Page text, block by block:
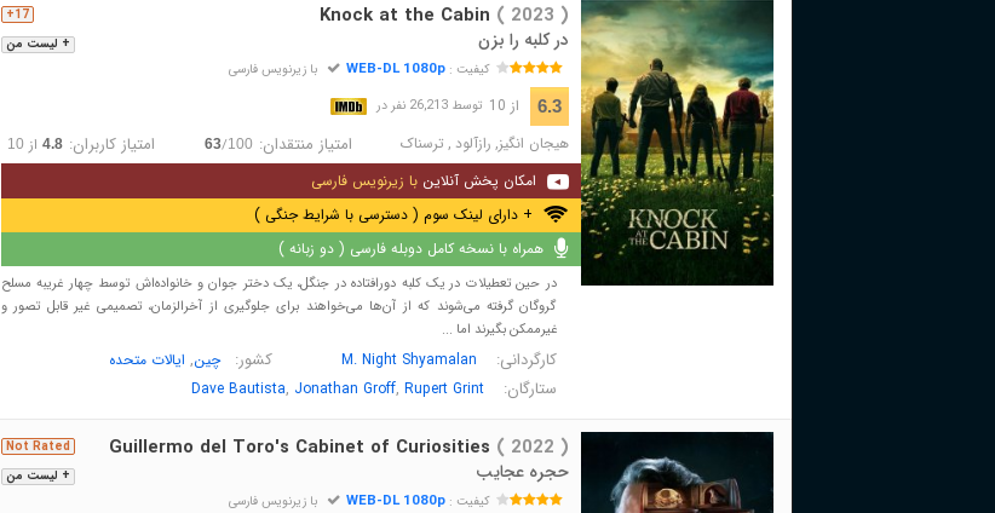
+ لیست من
17+ Knock at the Cabin ( 2023 )
در کلبه را بزن
کیفیت :WEB-DL 1080p با زیرنویس فارسی
6.3 از 10 توسط 26,213 نفر در
هیجان انگیز, رازآلود , ترسناک امتیاز منتقدان: 63/100 امتیاز کاربران: 4.8 از 10
امکان پخش آنلاین با زیرنویس فارسی
+ دارای لینک سوم ( دسترسی با شرایط جنگی )
همراه با نسخه کامل دوبله فارسی ( دو زبانه )
در حین تعطیلات در یک کلبه دورافتاده در جنگل، یک دختر جوان و خانواده‌اش توسط چهار غریبه مسلح
گروگان گرفته می‌شوند که از آن‌ها می‌خواهند برای جلوگیری از آخرالزمان، تصمیمی غیر قابل تصور و
غیرممکن بگیرند اما ...
کارگردانی: M. Night Shyamalan کشور:چین, ایالات متحده
ستارگان: Dave Bautista, Jonathan Groff, Rupert Grint
+ لیست من
Not Rated Guillermo del Toro's Cabinet of Curiosities ( 2022 )
حجره عجایب
کیفیت :WEB-DL 1080p با زیرنویس فارسی